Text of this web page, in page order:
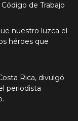
de Trabajo
nuestro luzca el
héroes que
Rica, divulgó
periodista